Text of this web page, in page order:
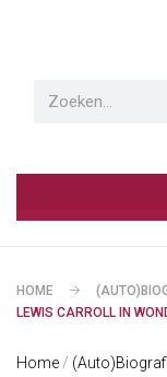
HOME
LEWIS CARROLL IN
Home /